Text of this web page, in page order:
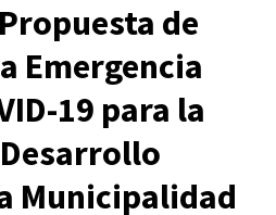
de
Emergencia
19 para la
Municipalidad